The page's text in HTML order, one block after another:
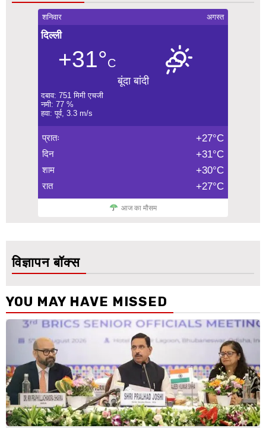
शनिवार अगस्त
दिल्ली
+31°C
बूंदा बांदी
दबाव: 751 मिमी एचजी
नमी: 77 %
हवा: पूर्व, 3.3 m/s
प्रातः +27°C
दिन +31°C
शाम +30°C
रात +27°C
आज का मौसम
विज्ञापन बॉक्स
YOU MAY HAVE MISSED